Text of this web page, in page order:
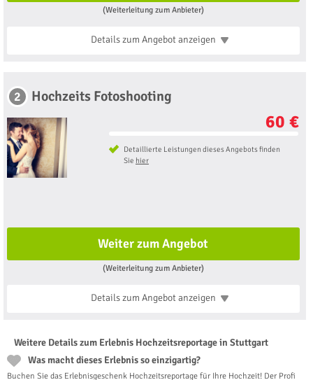
(Weiterleitung zum Anbieter)
Details zum Angebotanzeigen
2 Hochzeits Fotoshooting
60 €
Detaillierte Leistungen dieses Angebots finden
Sie hier
Weiter zum Angebot
(Weiterleitung zum Anbieter)
Details zum Angebotanzeigen
Weitere Details zum Erlebnis Hochzeitsreportage in Stuttgart
Was macht dieses Erlebnis so einzigartig?
Buchen Sie das Erlebnisgeschenk Hochzeitsreportage für Ihre Hochzeit! Der Profi